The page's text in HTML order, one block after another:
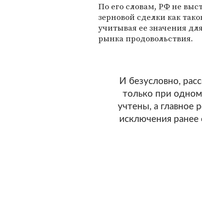
По его словам, РФне
зерновой сделки как
учитывая ее значения
рынка продовольствия.
И безусловно,
только при
учтены, а главное
исключения ранее